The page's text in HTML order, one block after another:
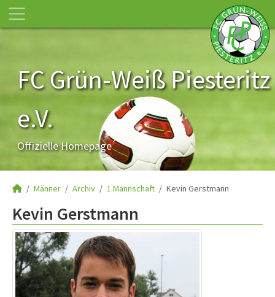
FC Grün-Weiß Piesteritz
e.V.
Offizielle Homepage
Männer Archiv 1.Mannschaft Kevin Gerstmann
Kevin Gerstmann